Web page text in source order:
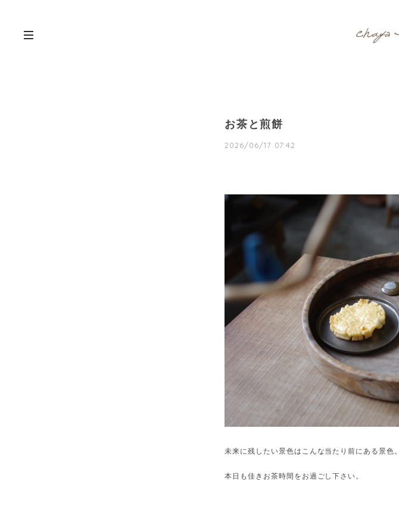
お茶と煎餅
2026/06/17 07:42
未来に残したい景色はこんな当たり前にある景色。
本日も佳きお茶時間をお過ごし下さい。